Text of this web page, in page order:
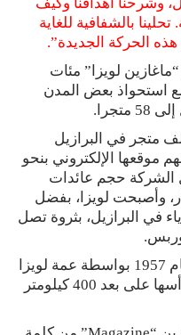
بالشفافية للغاية
هذه الحركة الجديدة”.
لويزا” مئات
استحواذ بعض المدن
متجر في البرازيل
يسهم موقعها الإلكتروني بنحو
الشركة حجم عائدات
4.9 مليار دولار، وأصبحت لويزا، بفضل
في البرازيل، بثروة تصل
افتُتح أول متجر “ماغازين لويزا” عام 1957 بواسطة عمة لويزا
وعمها، في مدينة فرانكا، مسقط رأسها على بعد 400 كيلومتر